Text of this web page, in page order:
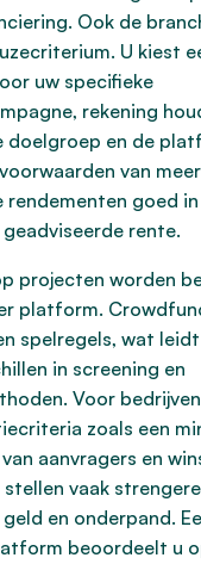
Ook de
U kiest
uw specifieke
rekening
doelgroep en de
van
goed
rente.
projecten worden
platform.
spelregels, wat
in screening en
Voor
zoals een
aanvragers en
vaak
en onderpand.
beoordeelt u